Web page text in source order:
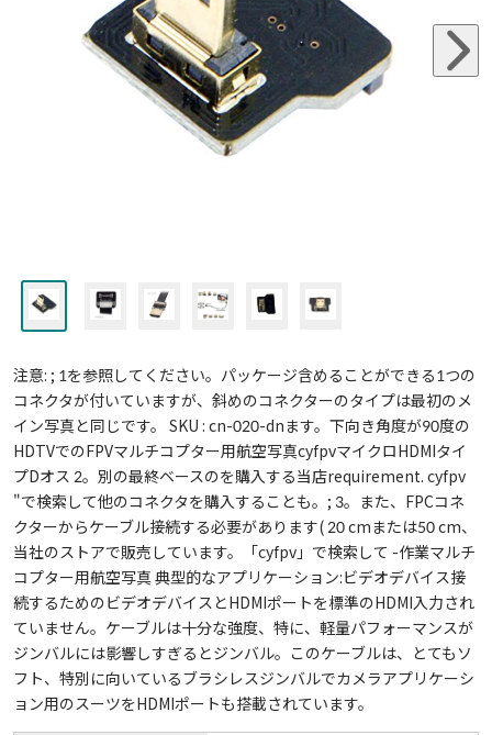
注意: ; 1を参照してください。パッケージ含めることができる1つの
コネクタが付いていますが、斜めのコネクターのタイプは最初のメ
イン写真と同じです。 SKU : cn-020-dnます。下向き角度が90度の
HDTVでのFPVマルチコプター用航空写真cyfpvマイクロHDMIタイ
プDオス 2。別の最終ベースのを購入する当店requirement. cyfpv
"で検索して他のコネクタを購入することも。; 3。また、FPCコネ
クターからケーブル接続する必要があります( 20 cmまたは50 cm、
当社のストアで販売しています。「cyfpv」で検索して -作業マルチ
コプター用航空写真 典型的なアプリケーション:ビデオデバイス接
続するためのビデオデバイスとHDMIポートを標準のHDMI入力され
ていません。ケーブルは十分な強度、特に、軽量パフォーマンスが
ジンバルには影響しすぎるとジンバル。このケーブルは、とてもソ
フト、特別に向いているブラシレスジンバルでカメラアプリケーシ
ョン用のスーツをHDMIポートも搭載されています。